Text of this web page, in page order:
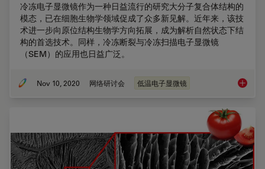
冷冻电子显微镜作为一种日益流行的研究大分子复合体结构的
模态，已在细胞生物学领域促成了众多新见解。近年来，该技
术进一步向原位结构生物学方向拓展，成为解析自然状态下结
构的首选技术。同样，冷冻断裂与冷冻扫描电子显微镜
（SEM）的应用也日益广泛。
Nov 10, 2020 网络研讨会 低温电子显微镜 冷冻电